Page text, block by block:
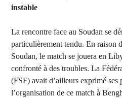
instable
La rencontre face au Soudan se
particulièrement tendu. En raison
Soudan, le match se jouera en
confronté à des troubles. La
(FSF) avait d’ailleurs exprimé ses
l’organisation de ce match à